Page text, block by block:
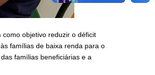
objetivo reduzir o déficit
famílias de baixa renda para o
famílias beneficiárias e a